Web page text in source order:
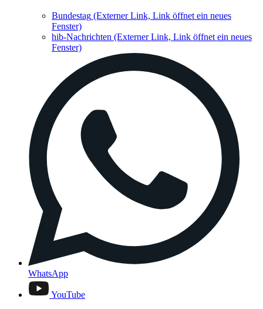
Bundestag (Externer Link, Link öffnet ein neues
Fenster)
hib-Nachrichten (Externer Link, Link öffnet ein neues
Fenster)
WhatsApp
YouTube